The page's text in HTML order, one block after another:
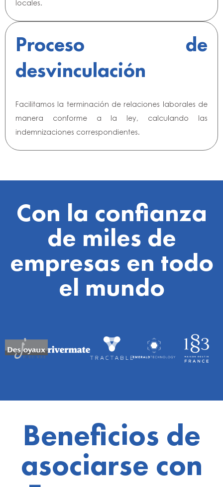
locales.
Proceso de
desvinculación
Facilitamos la terminación de relaciones laborales de
manera conforme a la ley, calculando las
indemnizaciones correspondientes.
Con la confianza
de miles de
empresas en todo
el mundo
Beneficios de
asociarse con